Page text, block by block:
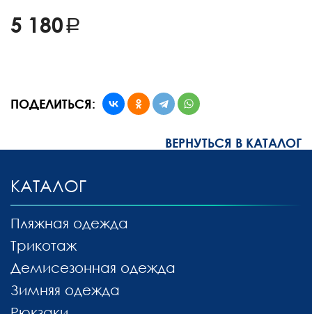
5 180
ПОДЕЛИТЬСЯ:
ВЕРНУТЬСЯ В КАТАЛОГ
КАТАЛОГ
Пляжная одежда
Трикотаж
Демисезонная одежда
Зимняя одежда